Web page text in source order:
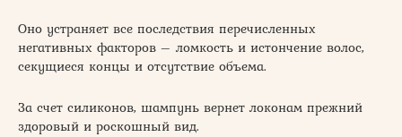
Оно устраняет все последствия перечисленных
негативных факторов – ломкость и истончение волос,
секущиеся концы и отсутствие объема.
За счет силиконов, шампунь вернет локонам прежний
здоровый и роскошный вид.